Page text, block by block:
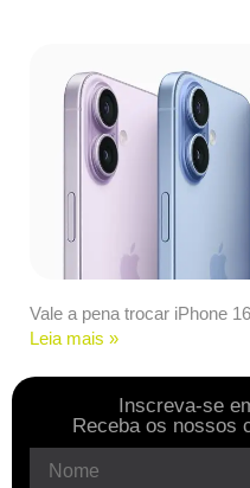
Vale a pena trocar iPhone
Leia mais »
Inscreva-se
Receba os nossos